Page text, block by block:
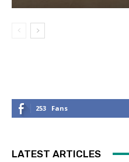
253 Fans
LATEST ARTICLES